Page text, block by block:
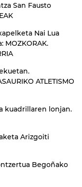
San Fausto
Nai Lua
MOZKORAK.
ATLETISMO
kuadrillaren lonjan.
Arizgoiti
Begoñako